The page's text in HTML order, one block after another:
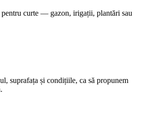
curte — gazon, irigații, plantări sau
suprafața și condițiile, ca să propunem